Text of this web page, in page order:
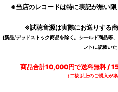
※当店のレコードは特に表記が無い
※試聴音源は実際にお送りする
(新品/デッドストック商品を除く。シールド商品等
ントに記載い
商品合計10,000円で送料無料 /
（二枚以上のご購入が